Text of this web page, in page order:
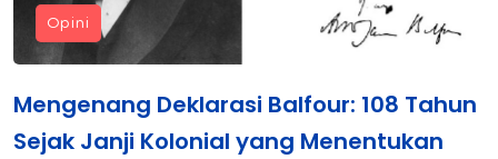
Opini
Mengenang Deklarasi Balfour: 108 Tahun
Sejak Janji Kolonial yang Menentukan